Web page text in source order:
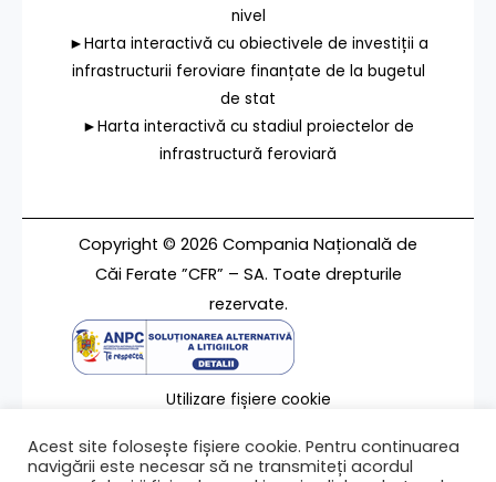
nivel
►Harta interactivă cu obiectivele de investiții a
infrastructurii feroviare finanțate de la bugetul
de stat
►Harta interactivă cu stadiul proiectelor de
infrastructură feroviară
Copyright © 2026 Compania Națională de
Căi Ferate ”CFR” – SA. Toate drepturile
rezervate.
Utilizare fișiere cookie
Contact
Acest site folosește fișiere cookie. Pentru continuarea
navigării este necesar să ne transmiteți acordul